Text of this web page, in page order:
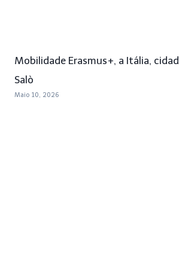
Mobilidade Erasmus+, a Itália,
Salò
Maio 10, 2026